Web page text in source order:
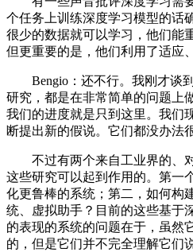
个任务上训练深度学习模型的话
很少的数据就可以学习，他们能
但更重要的是，他们利用了适应
Bengio：还不行。我刚才谈
研究，都是在非常简单的问题上
我们的进度就是只到这里。我们
断提出新的假说。它们都没办法
不过有两个来自工业界的、
这些研究可以起到作用的。第一
化更鲁棒的系统；第二，如何构
统、虚拟助手？目前的这些基于
的表现的系统的问题在于，虽然
的，但是它们并不完全理解它们